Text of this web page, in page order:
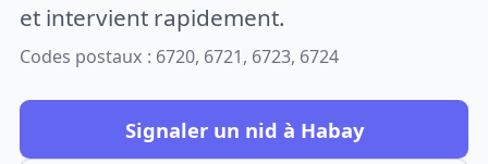
et intervient rapidement.
Codes postaux : 6720, 6721, 6723, 6724
Signaler un nid à Habay